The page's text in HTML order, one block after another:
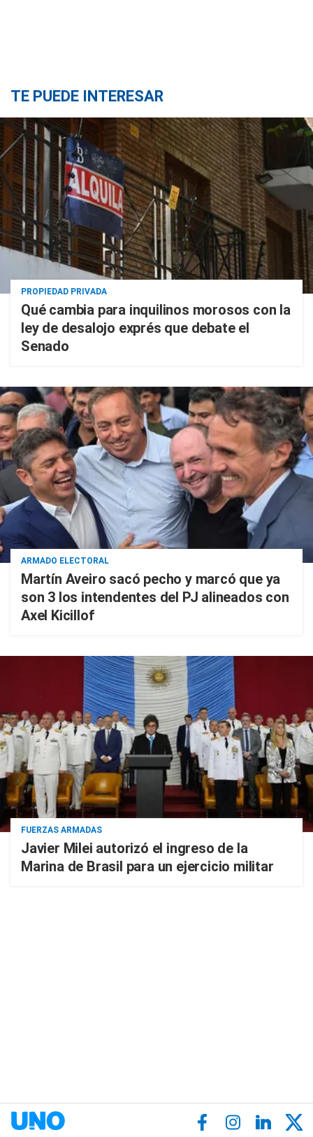
TE PUEDE INTERESAR
PROPIEDAD PRIVADA
Qué cambia para inquilinos morosos con la
ley de desalojo exprés que debate el
Senado
ARMADO ELECTORAL
Martín Aveiro sacó pecho y marcó que ya
son 3 los intendentes del PJ alineados con
Axel Kicillof
FUERZAS ARMADAS
Javier Milei autorizó el ingreso de la
Marina de Brasil para un ejercicio militar